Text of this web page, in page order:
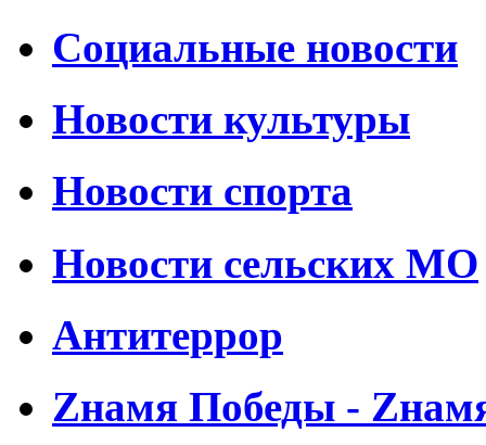
Социальные новости
Новости культуры
Новости спорта
Новости сельских МО
Антитеррор
Zнамя Победы -